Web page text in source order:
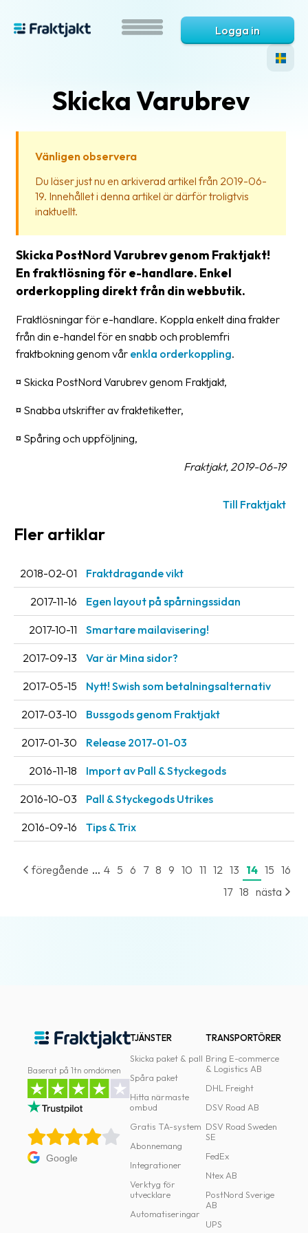
Vad
Hjälp?
Vanliga
frågor
&
svar
Ordlista
Paketering
Frakthandlingar
Upphämtningar
Manualer
Nedladdningar
Streckkodsläsare
Kundtjänst
Om
företaget
Fraktjakt
Pressrum
Medarbetare
Jobb
karriär
Integritet
Förbjudet
och
farligt
Logga in
Skicka Varubrev
Vänligen observera
Du läser just nu en arkiverad artikel från 2019-06-
19. Innehållet i denna artikel är därför troligtvis
inaktuellt.
Skicka PostNord Varubrev genom Fraktjakt!
En fraktlösning för e-handlare. Enkel
orderkoppling direkt från din webbutik.
Fraktlösningar för e-handlare. Koppla enkelt dina frakter
från din e-handel för en snabb och problemfri
fraktbokning genom vår enkla orderkoppling.
¤ Skicka PostNord Varubrev genom Fraktjakt,
¤ Snabba utskrifter av fraktetiketter,
¤ Spåring och uppföljning,
Fraktjakt, 2019-06-19
Till Fraktjakt
Fler artiklar
2018-02-01 Fraktdragande vikt
2017-11-16 Egen layout på spårningssidan
2017-10-11 Smartare mailavisering!
2017-09-13 Var är Mina sidor?
2017-05-15 Nytt! Swish som betalningsalternativ
2017-03-10 Bussgods genom Fraktjakt
2017-01-30 Release 2017-01-03
2016-11-18 Import av Pall & Styckegods
2016-10-03 Pall & Styckegods Utrikes
2016-09-16 Tips & Trix
föregående ... 4 5 6 7 8 9 10 11 12 13 14 15 16
17 18 nästa
Baserat på 1tn omdömen
Google
TJÄNSTER
Skicka paket & pall
Spåra paket
Hitta närmaste
ombud
Gratis TA-system
Abonnemang
Integrationer
Verktyg för
utvecklare
Automatiseringar
TRANSPORTÖRER
Bring E-commerce
& Logistics AB
DHL Freight
DSV Road AB
DSV Road Sweden
SE
FedEx
Ntex AB
PostNord Sverige
AB
UPS